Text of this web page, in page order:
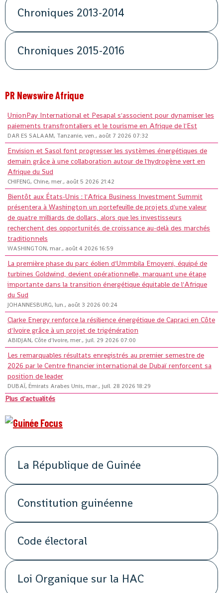
Chroniques 2013-2014
Chroniques 2015-2016
PR Newswire Afrique
UnionPay International et Pesapal s'associent pour dynamiser les
paiements transfrontaliers et le tourisme en Afrique de l'Est
DAR ES SALAAM, Tanzanie, ven., août 7 2026 07:32
Envision et Sasol font progresser les systèmes énergétiques de
demain grâce à une collaboration autour de l'hydrogène vert en
Afrique du Sud
CHIFENG, Chine, mer., août 5 2026 21:42
Bientôt aux États-Unis : l'Africa Business Investment Summit
présentera à Washington un portefeuille de projets d'une valeur
de quatre milliards de dollars, alors que les investisseurs
recherchent des opportunités de croissance au-delà des marchés
traditionnels
WASHINGTON, mar., août 4 2026 16:59
La première phase du parc éolien d'Ummbila Emoyeni, équipé de
turbines Goldwind, devient opérationnelle, marquant une étape
importante dans la transition énergétique équitable de l'Afrique
du Sud
JOHANNESBURG, lun., août 3 2026 00:24
Clarke Energy renforce la résilience énergétique de Capraci en Côte
d'Ivoire grâce à un projet de trigénération
ABIDJAN, Côte d'Ivoire, mer., juil. 29 2026 07:00
Les remarquables résultats enregistrés au premier semestre de
2026 par le Centre financier international de Dubaï renforcent sa
position de leader
DUBAÏ, Émirats Arabes Unis, mar., juil. 28 2026 18:29
Plus d'actualités
La République de Guinée
Constitution guinéenne
Code électoral
Loi Organique sur la HAC